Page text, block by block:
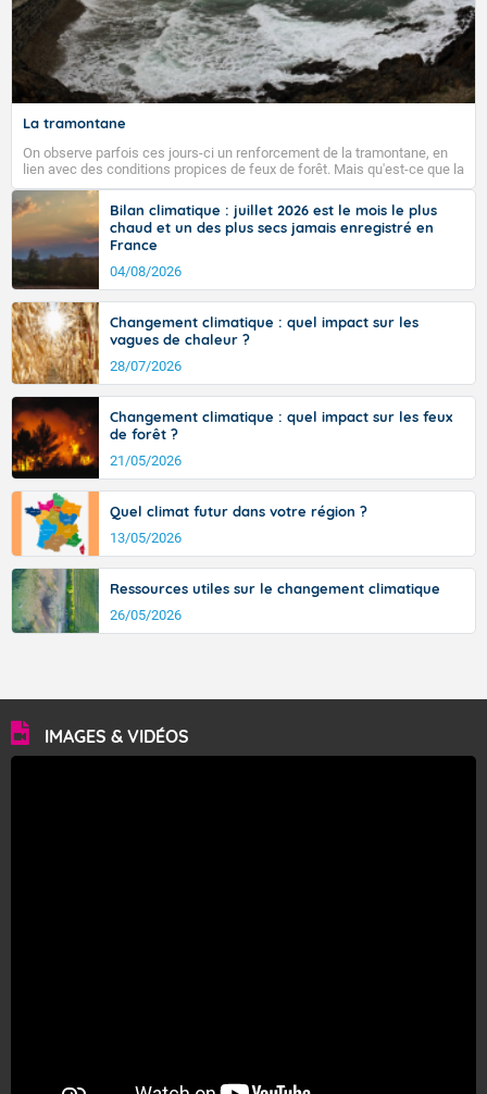
La tramontane
On observe parfois ces jours-ci un renforcement de la tramontane, en
lien avec des conditions propices de feux de forêt. Mais qu'est-ce que la
tramontane ? Quelles sont ses caractéristiques ? La tramontane est un
vent turbulent soufflant de secteur nord-ouest à nord, ou ouest à nord-
ouest, dans un secteur qui part du Roussillon à la vallée de l’Aude et à
l’ouest de l’Hérault. L’étymologie de ce vent vient du latin trasmontanus,
signifiant au-delà des monts, en allusion aux régions montagneuses
d’où provient ce vent.
Bilan climatique : juillet 2026 est le mois le plus
chaud et un des plus secs jamais enregistré en
France
04/08/2026
Changement climatique : quel impact sur les
vagues de chaleur ?
28/07/2026
Changement climatique : quel impact sur les feux
de forêt ?
21/05/2026
Quel climat futur dans votre région ?
13/05/2026
Ressources utiles sur le changement climatique
26/05/2026
IMAGES & VIDÉOS